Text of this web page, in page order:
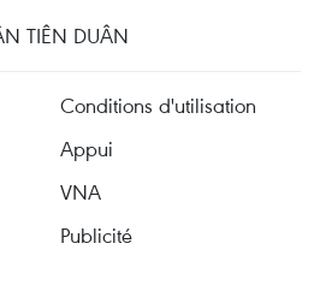
TIÊN DUÂN
Conditions d'utilisation
Appui
VNA
Publicité